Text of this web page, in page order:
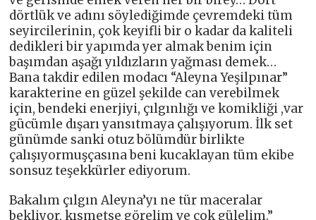
dörtlük ve adını söylediğimde çevremdeki tüm
seyircilerinin, çok keyifli bir o kadar da kaliteli
dedikleri bir yapımda yer almak benim için
başımdan aşağı yıldızların yağması demek…
Bana takdir edilen modacı “Aleyna Yeşilpınar”
karakterine en güzel şekilde can verebilmek
için, bendeki enerjiyi, çılgınlığı ve komikliği ,var
gücümle dışarı yansıtmaya çalışıyorum. İlk set
günümde sanki otuz bölümdür birlikte
çalışıyormuşçasına beni kucaklayan tüm ekibe
sonsuz teşekkürler ediyorum.
Bakalım çılgın Aleyna’yı ne tür maceralar
bekliyor, kısmetse görelim ve çok gülelim.”